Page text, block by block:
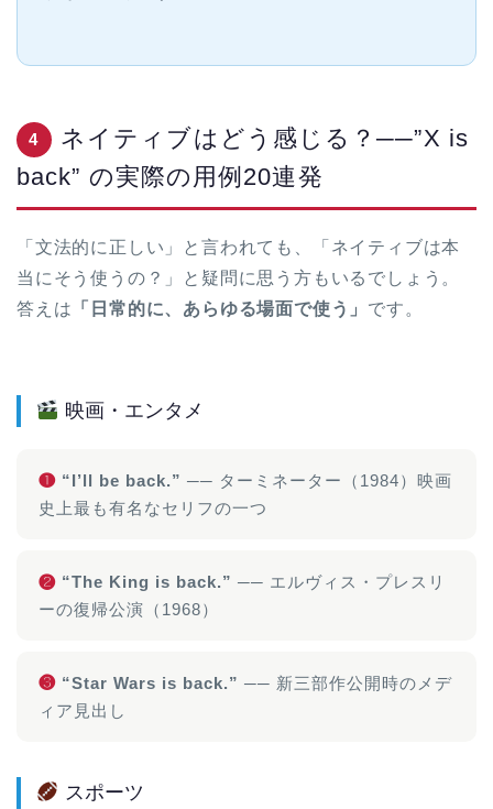
4
ネイティブはどう感じる？──”X is
back” の実際の用例20連発
「文法的に正しい」と言われても、「ネイティブは本
当にそう使うの？」と疑問に思う方もいるでしょう。
答えは 「日常的に、あらゆる場面で使う」 です。
映画・エンタメ
❶ “I’ll be back.” ── ターミネーター（1984）映画
史上最も有名なセリフの一つ
❷ “The King is back.” ── エルヴィス・プレスリ
ーの復帰公演（1968）
❸ “Star Wars is back.” ── 新三部作公開時のメデ
ィア見出し
スポーツ